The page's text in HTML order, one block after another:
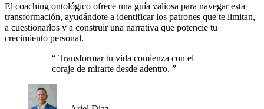
El coaching ontológico ofrece una guía valiosa para navegar esta
transformación, ayudándote a identificar los patrones que te limitan,
a cuestionarlos y a construir una narrativa que potencie tu
crecimiento personal.
“ Transformar tu vida comienza con el
coraje de mirarte desde adentro. ”